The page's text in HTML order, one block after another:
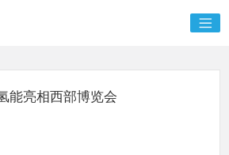
能亮相西部博览会